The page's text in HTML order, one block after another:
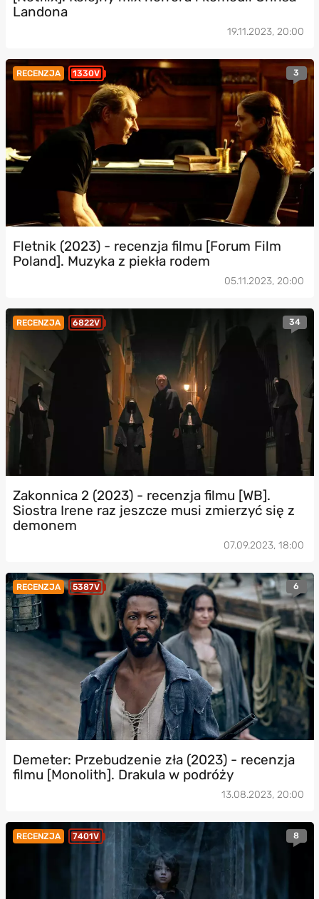
Landona
19.11.2023, 20:00
RECENZJA 1330V 3
Fletnik (2023) - recenzja filmu [Forum Film
Poland]. Muzyka z piekła rodem
05.11.2023, 20:00
RECENZJA 6822V 34
Zakonnica 2 (2023) - recenzja filmu [WB].
Siostra Irene raz jeszcze musi zmierzyć się z
demonem
07.09.2023, 18:00
RECENZJA 5387V 6
Demeter: Przebudzenie zła (2023) - recenzja
filmu [Monolith]. Drakula w podróży
13.08.2023, 20:00
RECENZJA 7401V 8